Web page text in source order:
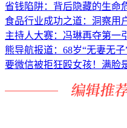
省钱陷阱：背后隐藏的生命
食品行业成功之道：洞察用
主持人大赛：冯琳再夺第一
熊导航报道：68岁“无妻无子
要微信被拒狂殴女孩！满脸